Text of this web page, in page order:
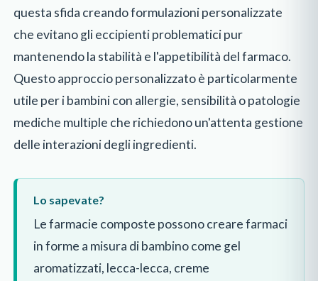
questa sfida creando formulazioni personalizzate
che evitano gli eccipienti problematici pur
mantenendo la stabilità e l'appetibilità del farmaco.
Questo approccio personalizzato è particolarmente
utile per i bambini con allergie, sensibilità o patologie
mediche multiple che richiedono un'attenta gestione
delle interazioni degli ingredienti.
Lo sapevate?
Le farmacie composte possono creare farmaci
in forme a misura di bambino come gel
aromatizzati, lecca-lecca, creme